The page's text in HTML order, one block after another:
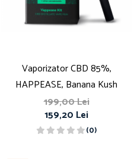
Vaporizator CBD 85%,
HAPPEASE, Banana Kush
199,00 Lei
159,20 Lei
(0)